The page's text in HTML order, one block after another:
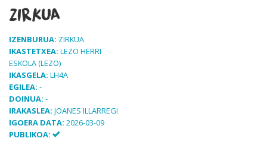
ZIRKUA
IZENBURUA: ZIRKUA
IKASTETXEA: LEZO HERRI
ESKOLA (LEZO)
IKASGELA: LH4A
EGILEA: -
DOINUA: -
IRAKASLEA: JOANES ILLARREGI
IGOERA DATA: 2026-03-09
PUBLIKOA: